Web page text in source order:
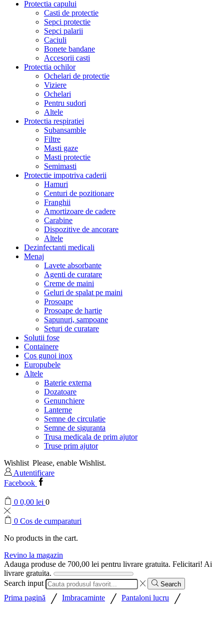
Protectia capului
Casti de protectie
Sepci protectie
Sepci palarii
Caciuli
Bonete bandane
Accesorii casti
Protectia ochilor
Ochelari de protectie
Viziere
Ochelari
Pentru sudori
Altele
Protectia respiratiei
Subansamble
Filtre
Masti gaze
Masti protectie
Semimasti
Protectie impotriva caderii
Hamuri
Centuri de pozitionare
Franghii
Amortizoare de cadere
Carabine
Dispozitive de ancorare
Altele
Dezinfectanti medicali
Menaj
Lavete absorbante
Agenti de curatare
Creme de maini
Geluri de spalat pe maini
Prosoape
Prosoape de hartie
Sapunuri, sampoane
Seturi de curatare
Solutii fose
Containere
Cos gunoi inox
Europubele
Altele
Baterie externa
Dozatoare
Genunchiere
Lanterne
Semne de circulatie
Semne de siguranta
Trusa medicala de prim ajutor
Truse prim ajutor
Wishlist Please, enable Wishlist.
Autentificare
Facebook
0 0,00 lei 0
0 Cos de cumparaturi
No products in the cart.
Revino la magazin
Adauga produse de 700,00 lei pentru livrare gratuita. Felicitari! Ai
livrare gratuita.
Search input
Search
Prima pagină / Imbracaminte / Pantaloni lucru /